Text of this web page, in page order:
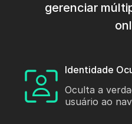
gerenciar
Identidade
Oculta a
usuário ao